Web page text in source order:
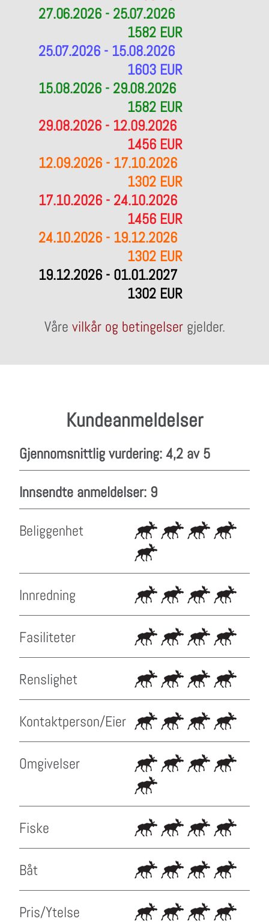
27.06.2026 - 25.07.2026
1582 EUR
25.07.2026 - 15.08.2026
1603 EUR
15.08.2026 - 29.08.2026
1582 EUR
29.08.2026 - 12.09.2026
1456 EUR
12.09.2026 - 17.10.2026
1302 EUR
17.10.2026 - 24.10.2026
1456 EUR
24.10.2026 - 19.12.2026
1302 EUR
19.12.2026 - 01.01.2027
1302 EUR
Våre vilkår og betingelsergjelder.
Kundeanmeldelser
Gjennomsnittlig vurdering: 4,2 av 5
Innsendte anmeldelser: 9
Beliggenhet
Innredning
Fasiliteter
Renslighet
Kontaktperson/Eier
Omgivelser
Fiske
Båt
Pris/Ytelse